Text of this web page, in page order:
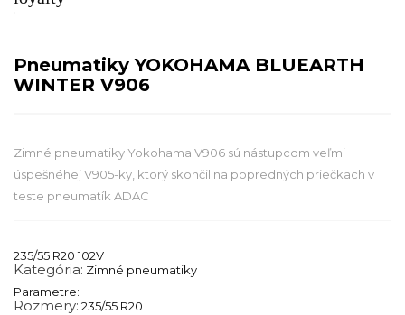
Pneumatiky YOKOHAMA BLUEARTH
WINTER V906
Zimné pneumatiky Yokohama V906 sú nástupcom veľmi
úspešnéhej V905-ky, ktorý skončil na popredných priečkach v
teste pneumatík ADAC
235/55 R20 102V
Kategória: Zimné pneumatiky
Parametre:
Rozmery: 235/55 R20